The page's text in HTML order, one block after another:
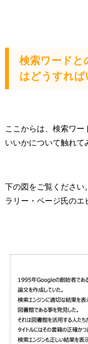
検索ワードと
はどうすれば
ここからは、検索ワー
いいかについて触れて
下の図をご覧ください
ラリー・ページ氏のエ